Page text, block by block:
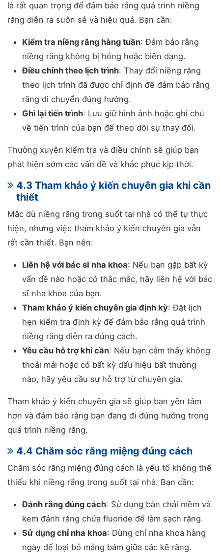
là rất quan trọng để đảm bảo rằng quá trình niềng
răng diễn ra suôn sẻ và hiệu quả. Bạn cần:
Kiểm tra niềng răng hàng tuần: Đảm bảo rằng
niềng răng không bị hỏng hoặc biến dạng.
Điều chỉnh theo lịch trình: Thay đổi niềng răng
theo lịch trình đã được chỉ định để đảm bảo rằng
răng di chuyển đúng hướng.
Ghi lại tiến trình: Lưu giữ hình ảnh hoặc ghi chú
về tiến trình của bạn để theo dõi sự thay đổi.
Thường xuyên kiểm tra và điều chỉnh sẽ giúp bạn
phát hiện sớm các vấn đề và khắc phục kịp thời.
4.3 Tham khảo ý kiến chuyên gia khi cần
thiết
Mặc dù niềng răng trong suốt tại nhà có thể tự thực
hiện, nhưng việc tham khảo ý kiến chuyên gia vẫn
rất cần thiết. Bạn nên:
Liên hệ với bác sĩ nha khoa: Nếu bạn gặp bất kỳ
vấn đề nào hoặc có thắc mắc, hãy liên hệ với bác
sĩ nha khoa của bạn.
Tham khảo ý kiến chuyên gia định kỳ: Đặt lịch
hẹn kiểm tra định kỳ để đảm bảo rằng quá trình
niềng răng diễn ra đúng cách.
Yêu cầu hỗ trợ khi cần: Nếu bạn cảm thấy không
thoải mái hoặc có bất kỳ dấu hiệu bất thường
nào, hãy yêu cầu sự hỗ trợ từ chuyên gia.
Tham khảo ý kiến chuyên gia sẽ giúp bạn yên tâm
hơn và đảm bảo rằng bạn đang đi đúng hướng trong
quá trình niềng răng.
4.4 Chăm sóc răng miệng đúng cách
Chăm sóc răng miệng đúng cách là yếu tố không thể
thiếu khi niềng răng trong suốt tại nhà. Bạn cần:
Đánh răng đúng cách: Sử dụng bàn chải mềm và
kem đánh răng chứa fluoride để làm sạch răng.
Sử dụng chỉ nha khoa: Dùng chỉ nha khoa hàng
ngày để loại bỏ mảng bám giữa các kẽ răng.